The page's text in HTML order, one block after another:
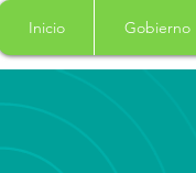
Inicio Gobierno